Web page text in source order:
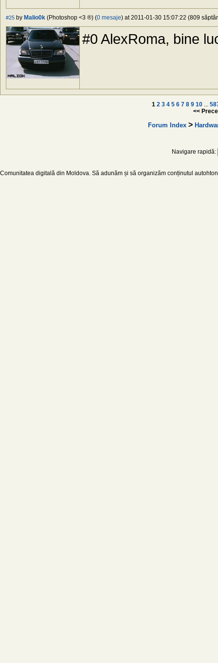
#25 by Malio0k (Photoshop <3 ®) (0 mesaje) at 2011-01-30 15:07:22 (809
#0 AlexRoma, bine
1 2 3 4 5 6 7 8 9 10 ...
<<
Forum Index>
Navigare rapidă:
Comunitatea digitală din Moldova. Să adunăm și să organizăm conținutul